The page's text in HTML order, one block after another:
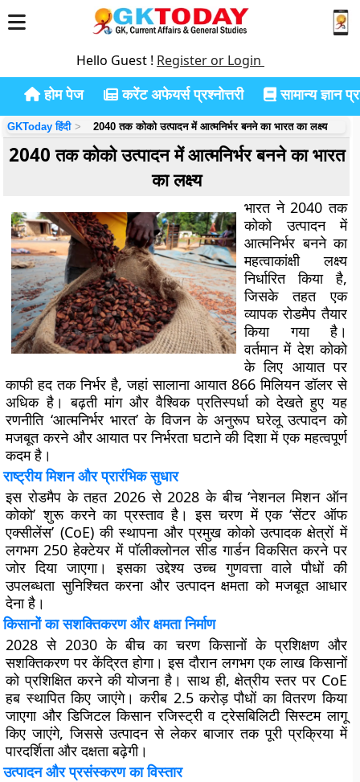
Hello Guest ! Register or Login
होम पेज करेंट अफेयर्स प्रश्नोत्तरी सामान्य ज्ञान
GKToday हिंदी 2040 तक कोको उत्पादन में आत्मनिर्भर बनने का भारत का लक्ष्य
2040 तक कोको उत्पादन में आत्मनिर्भर बनने का भारत
का लक्ष्य
भारत ने 2040 तक
कोको उत्पादन में
आत्मनिर्भर बनने का
महत्वाकांक्षी लक्ष्य
निर्धारित किया है,
जिसके तहत एक
व्यापक रोडमैप तैयार
किया गया है।
वर्तमान में देश कोको
के लिए आयात पर
काफी हद तक निर्भर है, जहां सालाना आयात 866 मिलियन डॉलर से
अधिक है। बढ़ती मांग और वैश्विक प्रतिस्पर्धा को देखते हुए यह
रणनीति ‘आत्मनिर्भर भारत’ के विजन के अनुरूप घरेलू उत्पादन को
मजबूत करने और आयात पर निर्भरता घटाने की दिशा में एक महत्वपूर्ण
कदम है।
राष्ट्रीय मिशन और प्रारंभिक सुधार
इस रोडमैप के तहत 2026 से 2028 के बीच ‘नेशनल मिशन ऑन
कोको’ शुरू करने का प्रस्ताव है। इस चरण में एक ‘सेंटर ऑफ
एक्सीलेंस’ (CoE) की स्थापना और प्रमुख कोको उत्पादक क्षेत्रों में
लगभग 250 हेक्टेयर में पॉलीक्लोनल सीड गार्डन विकसित करने पर
जोर दिया जाएगा। इसका उद्देश्य उच्च गुणवत्ता वाले पौधों की
उपलब्धता सुनिश्चित करना और उत्पादन क्षमता को मजबूत आधार
देना है।
किसानों का सशक्तिकरण और क्षमता निर्माण
2028 से 2030 के बीच का चरण किसानों के प्रशिक्षण और
सशक्तिकरण पर केंद्रित होगा। इस दौरान लगभग एक लाख किसानों
को प्रशिक्षित करने की योजना है। साथ ही, क्षेत्रीय स्तर पर CoE
हब स्थापित किए जाएंगे। करीब 2.5 करोड़ पौधों का वितरण किया
जाएगा और डिजिटल किसान रजिस्ट्री व ट्रेसबिलिटी सिस्टम लागू
किए जाएंगे, जिससे उत्पादन से लेकर बाजार तक पूरी प्रक्रिया में
पारदर्शिता और दक्षता बढ़ेगी।
उत्पादन और प्रसंस्करण का विस्तार